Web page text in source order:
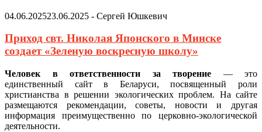
04.06.202523.06.2025 - Сергей Юшкевич
Приход свт. Николая Японского в Минске
создает «Зеленую воскресную школу»
Человек в ответственности за творение — это
единственный сайт в Беларуси, посвященный роли
христианства в решении экологических проблем. На сайте
размещаются рекомендации, советы, новости и другая
информация преимущественно по церковно-экологической
деятельности.